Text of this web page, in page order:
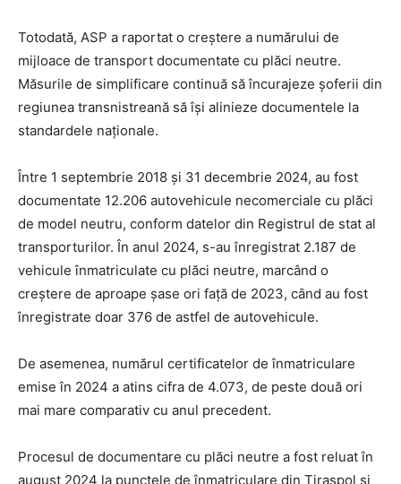
Totodată, ASP a raportat o creștere a numărului de
mijloace de transport documentate cu plăci neutre.
Măsurile de simplificare continuă să încurajeze șoferii din
regiunea transnistreană să își alinieze documentele la
standardele naționale.
Între 1 septembrie 2018 și 31 decembrie 2024, au fost
documentate 12.206 autovehicule necomerciale cu plăci
de model neutru, conform datelor din Registrul de stat al
transporturilor. În anul 2024, s-au înregistrat 2.187 de
vehicule înmatriculate cu plăci neutre, marcând o
creștere de aproape șase ori față de 2023, când au fost
înregistrate doar 376 de astfel de autovehicule.
De asemenea, numărul certificatelor de înmatriculare
emise în 2024 a atins cifra de 4.073, de peste două ori
mai mare comparativ cu anul precedent.
Procesul de documentare cu plăci neutre a fost reluat în
august 2024 la punctele de înmatriculare din Tiraspol și